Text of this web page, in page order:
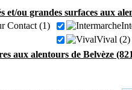
et/ou grandes surfaces aux
Contact (1)
Vival (2)
aux alentours de Belvèze